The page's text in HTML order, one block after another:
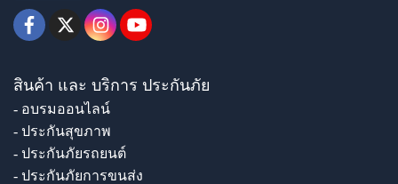
สินค้า และ บริการ ประกันภัย
- อบรมออนไลน์
- ประกันสุขภาพ
- ประกันภัยรถยนต์
- ประกันภัยการขนส่ง